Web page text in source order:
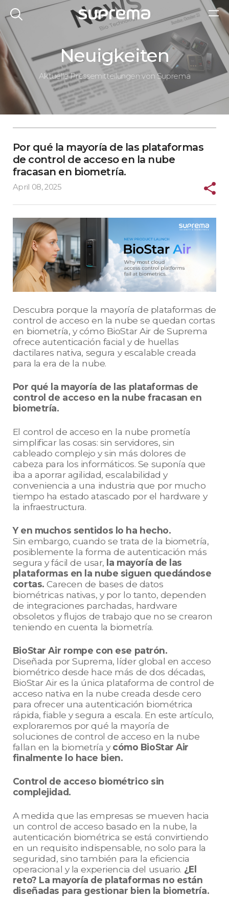
Neuigkeiten
Aktuelle Pressemitteilungen von Suprema
Por qué la mayoría de las plataformas
de control de acceso en la nube
fracasan en biometría.
April 08, 2025
Descubra porque la mayoría de plataformas de
control de acceso en la nube se quedan cortas
en biometría, y cómo BioStar Air de Suprema
ofrece autenticación facial y de huellas
dactilares nativa, segura y escalable creada
para la era de la nube.
Por qué la mayoría de las plataformas de
control de acceso en la nube fracasan en
biometría.
El control de acceso en la nube prometía
simplificar las cosas: sin servidores, sin
cableado complejo y sin más dolores de
cabeza para los informáticos. Se suponía que
iba a aporrar agilidad, escalabilidad y
conveniencia a una industria que por mucho
tiempo ha estado atascado por el hardware y
la infraestructura.
Y en muchos sentidos lo ha hecho.
Sin embargo, cuando se trata de la biometría,
posiblemente la forma de autenticación más
segura y fácil de usar, la mayoría de las
plataformas en la nube siguen quedándose
cortas.Carecen de bases de datos
biométricas nativas, y por lo tanto, dependen
de integraciones parchadas, hardware
obsoletos y flujos de trabajo que no se crearon
teniendo en cuenta la biometría.
BioStar Air rompe con ese patrón.
Diseñada por Suprema, líder global en acceso
biométrico desde hace más de dos décadas,
BioStar Air es la única plataforma de control de
acceso nativa en la nube creada desde cero
para ofrecer una autenticación biométrica
rápida, fiable y segura a escala. En este artículo,
exploraremos por qué la mayoría de
soluciones de control de acceso en la nube
fallan en la biometría ycómo BioStar Air
finalmente lo hace bien.
Control de acceso biométrico sin
complejidad.
A medida que las empresas se mueven hacia
un control de acceso basado en la nube, la
autenticación biométrica se está convirtiendo
en un requisito indispensable, no solo para la
seguridad, sino también para la eficiencia
operacional y la experiencia del usuario. ¿El
reto? La mayoría de plataformas no están
diseñadas para gestionar bien la biometría.